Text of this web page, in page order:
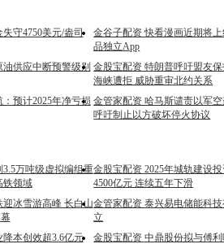
守4750美元/盎司
金谷子配资 快看漫画近期将
品独立App
供应中断预警级别 金股宝配资 特朗普呼吁盟友
海峡遭拒 威胁重审北约关系
预计2025年净亏损 金管家配资 哈马斯谴责以军
呼吁制止以方破坏停火协议
万吨级虚拟编组重
铁领域
金股宝配资 2025年城轨建设
4500亿元 连续五年下滑
冰雪游高峰 长白山金管家配资 泰兴易电储能科
立
本创效超3.6亿元
金股宝配资 中鼎股份拟与傅